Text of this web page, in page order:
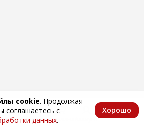
cookie. Продолжая
соглашаетесь с
данных.
Хорошо
ИзбранноеКорзина Аккаунт